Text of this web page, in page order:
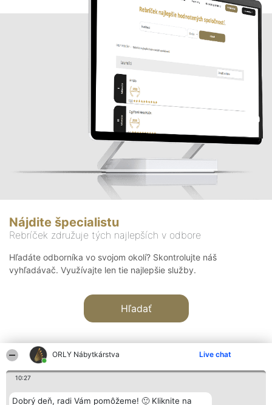
ORLY Nábytkárstva Live chat
10:27
Dobrý deň, radi Vám pomôžeme! 🙂 Kliknite na
Nájdite špecialistu
Rebríček združuje tých najlepších v odbore
Hľadáte odborníka vo svojom okolí? Skontrolujte náš
vyhľadávač. Využívajte len tie najlepšie služby.
Hľadať
Organizátor hodnotenia Hodnotenie Kontakt